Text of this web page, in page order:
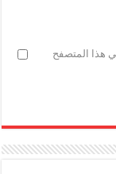
هذا المتصفح